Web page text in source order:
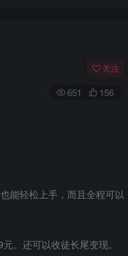
关注
651 156
能轻松上手，而且全程可以
。还可以收徒长尾变现。